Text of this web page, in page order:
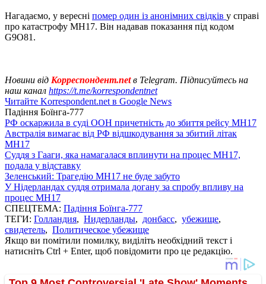
Нагадаємо, у вересні помер один із анонімних свідків у справі
про катастрофу MH17. Він надавав показання під кодом
G9O81.
Новини від Корреспондент.netв Telegram. Підписуйтесь на
наш канал https://t.me/korrespondentnet
Читайте Korrespondent.net в Google News
Падіння Боїнга-777
РФ оскаржила в суді ООН причетність до збиття рейсу MH17
Австралія вимагає від РФ відшкодування за збитий літак
MH17
Суддя з Гааги, яка намагалася вплинути на процес МН17,
подала у відставку
Зеленський: Трагедію MH17 не буде забуто
У Нідерландах суддя отримала догану за спробу впливу на
процес MH17
СПЕЦТЕМА: Падіння Боїнга-777
ТЕГИ: Голландия, Нидерланды, донбасс, убежище,
свидетель, Политическое убежище
Якщо ви помітили помилку, виділіть необхідний текст і
натисніть Ctrl + Enter, щоб повідомити про це редакцію.